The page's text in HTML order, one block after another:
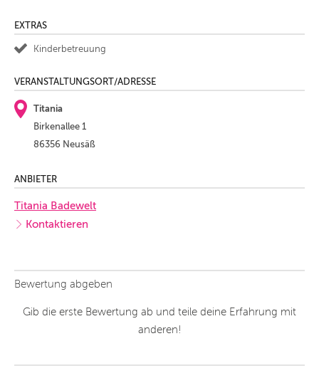
EXTRAS
Kinderbetreuung
VERANSTALTUNGSORT/ADRESSE
Titania
Birkenallee 1
86356 Neusäß
ANBIETER
Titania Badewelt
Kontaktieren
Bewertung abgeben
Gib die erste Bewertung ab und teile deine Erfahrung mit
anderen!